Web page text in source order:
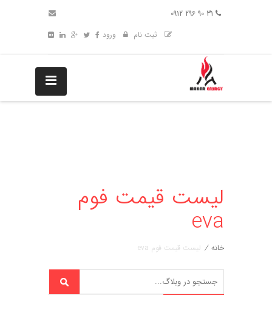
ثبت نام
ورود
لیست قیمت فوم
eva
خانه / لیست قیمت فوم eva